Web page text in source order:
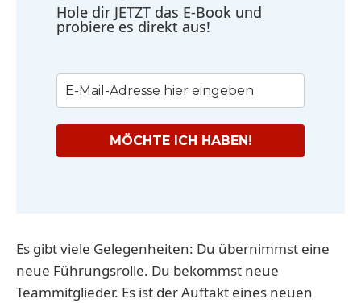
Hole dir JETZT das E-Book und
probiere es direkt aus!
MÖCHTE ICH HABEN!
Es gibt viele Gelegenheiten: Du übernimmst eine
neue Führungsrolle. Du bekommst neue
Teammitglieder. Es ist der Auftakt eines neuen